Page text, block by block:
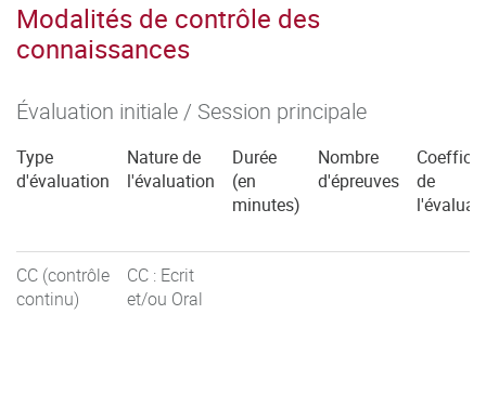
Modalités de contrôle des
connaissances
Évaluation initiale / Session principale
Type
d'évaluation
Nature de
l'évaluation
Durée
(en
minutes)
Nombre
d'épreuves
de
CC (contrôle
continu)
CC : Ecrit
et/ou Oral